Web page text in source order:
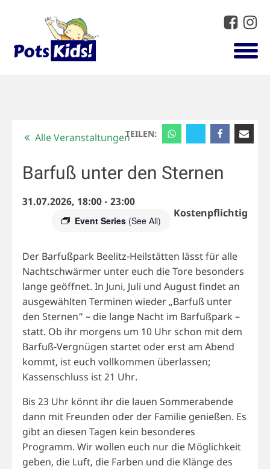
TEILEN:
Alle Veranstaltungen
Barfuß unter den Sternen
31.07.2026, 18:00- 23:00
Event Series (See All)
Kostenpflichtig
Der Barfußpark Beelitz-Heilstätten lässt für alle
Nachtschwärmer unter euch die Tore besonders
lange geöffnet. In Juni, Juli und August findet an
ausgewählten Terminen wieder „Barfuß unter
den Sternen“ – die lange Nacht im Barfußpark –
statt. Ob ihr morgens um 10 Uhr schon mit dem
Barfuß-Vergnügen startet oder erst am Abend
kommt, ist euch vollkommen überlassen;
Kassenschluss ist 21 Uhr.
Bis 23 Uhr könnt ihr die lauen Sommerabende
dann mit Freunden oder der Familie genießen. Es
gibt an diesen Tagen kein besonderes
Programm. Wir wollen euch nur die Möglichkeit
geben, die Luft, die Farben und die Klänge des